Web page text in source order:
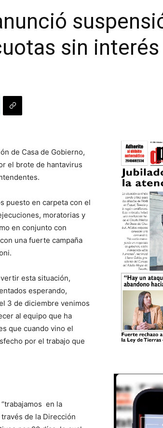
sin interés
de Casa de Gobierno,
el brote de hantavirus
puesto en carpeta con el
moratorias y
en conjunto con
una fuerte campaña
esta situación,
esperando,
3 de diciembre venimos
al equipo que ha
que cuando vino el
por el trabajo que
en la
de la Dirección